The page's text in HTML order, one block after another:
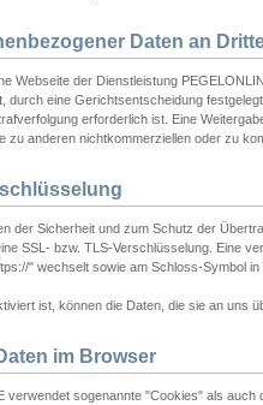
Daten an
Webseite der Dienstleistung
durch eine Gerichtsentscheidung
erforderlich ist. Eine
zu anderen nichtkommerziellen oder zu
der Sicherheit und zum Schutz der
SSL- bzw. TLS-Verschlüsselung. Eine
" wechselt sowie am Schloss-Symbol in
ist, können die Daten, die sie an uns
im Browser
verwendet sogenannte "Cookies" als